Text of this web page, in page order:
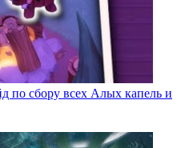
по сбору всех Алых капель и